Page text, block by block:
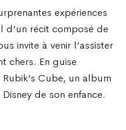
expériences
récit composé de
invite à venir l’assister
chers. En guise
Cube, un album
de son enfance.